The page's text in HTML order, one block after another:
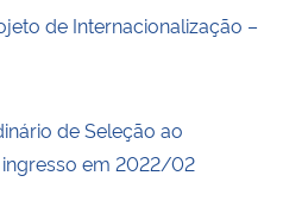
de Internacionalização –
de Seleção ao
em 2022/02